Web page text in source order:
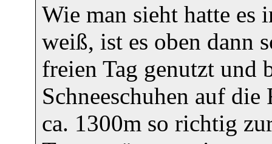
Wie man sieht hatte es
weiß, ist es oben dann
freien Tag genutzt und
Schneeschuhen auf
ca. 1300m so richtig